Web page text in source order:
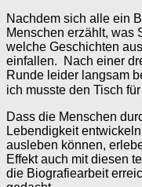
Nachdem sich alle ein
Menschen erzählt, was
welche Geschichten
einfallen. Nach einer
Runde leider langsam
ich musste den Tisch
Dass die Menschen
Lebendigkeit
ausleben können,
Effekt auch mit diesen
die Biografiearbeit